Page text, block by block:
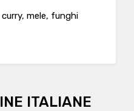
mele, funghi
ITALIANE